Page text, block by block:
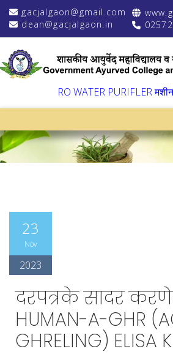
gacjalgaon@gmail.com
dean@gacjalgaon.in
RO WATER PURIFLER
23
Nov
2023
दरपत्रके सादर
HUMAN-A-GHR
GHRELING) ELISA